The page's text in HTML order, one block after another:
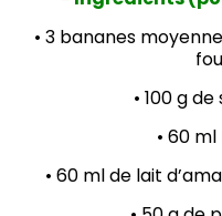
• 3 bananes
• 100 g
• 60
• 60 ml de lait